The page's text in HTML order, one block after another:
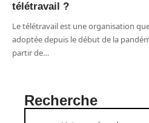
télétravail ?
Le télétravail est une organisation
adoptée depuis le début de la
partir de…
Recherche